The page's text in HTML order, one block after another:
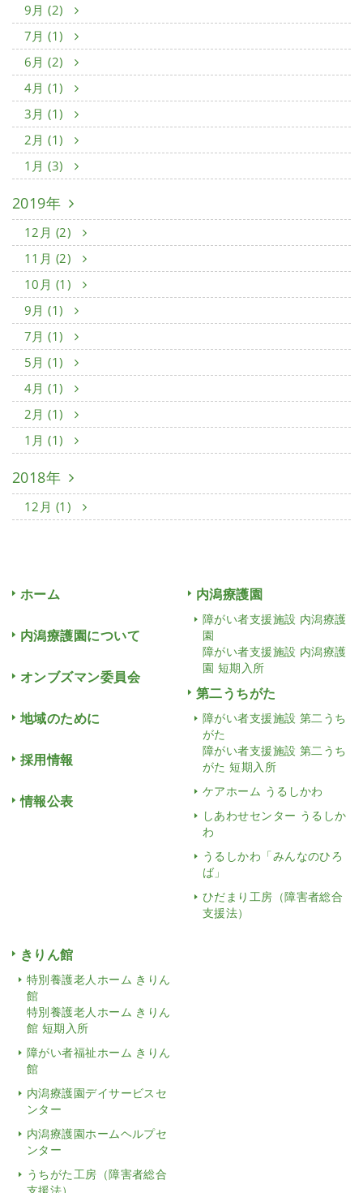
9月 (2)
7月 (1)
6月 (2)
4月 (1)
3月 (1)
2月 (1)
1月 (3)
2019年
12月 (2)
11月 (2)
10月 (1)
9月 (1)
7月 (1)
5月 (1)
4月 (1)
2月 (1)
1月 (1)
2018年
12月 (1)
ホーム
内潟療護園について
オンブズマン委員会
地域のために
採用情報
情報公表
内潟療護園
障がい者支援施設 内潟療護
園
障がい者支援施設 内潟療護
園 短期入所
第二うちがた
障がい者支援施設 第二うち
がた
障がい者支援施設 第二うち
がた 短期入所
ケアホーム うるしかわ
しあわせセンター うるしか
わ
うるしかわ「みんなのひろ
ば」
ひだまり工房（障害者総合
支援法）
きりん館
特別養護老人ホーム きりん
館
特別養護老人ホーム きりん
館 短期入所
障がい者福祉ホーム きりん
館
内潟療護園デイサービスセ
ンター
内潟療護園ホームヘルプセ
ンター
うちがた工房（障害者総合
支援法）